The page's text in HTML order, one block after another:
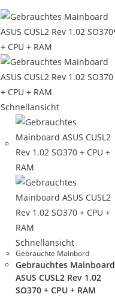
Schnellansicht
Schnellansicht
Gebrauchte Mainbord
Gebrauchtes Mainboard
ASUS CUSL2 Rev 1.02
SO370 + CPU + RAM